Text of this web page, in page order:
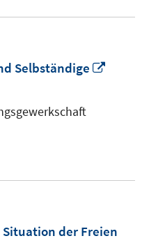
Selbständige
der Freien